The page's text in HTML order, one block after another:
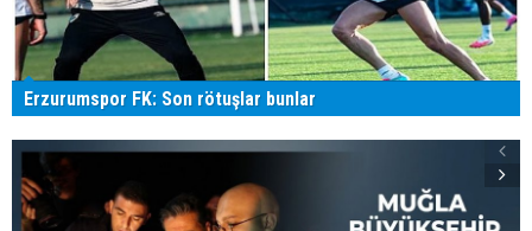
Erzurumspor FK: Son rötuşlar bunlar